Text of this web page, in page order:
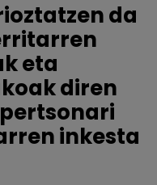
da
eta
diren
inkesta